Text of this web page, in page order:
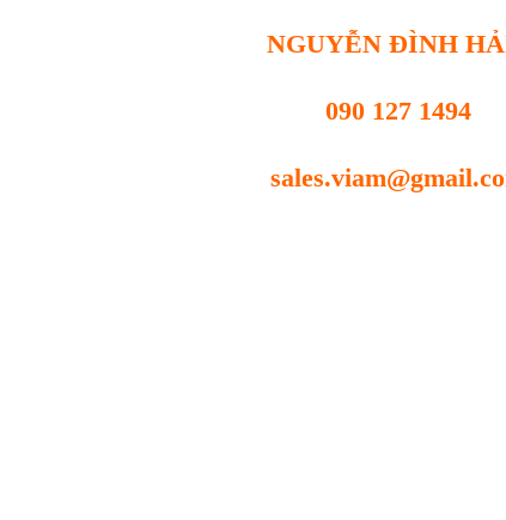
NGUYỄN ĐÌNH
090 127 1494